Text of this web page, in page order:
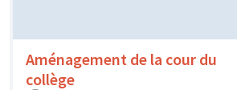
Aménagement de la cour du
collège